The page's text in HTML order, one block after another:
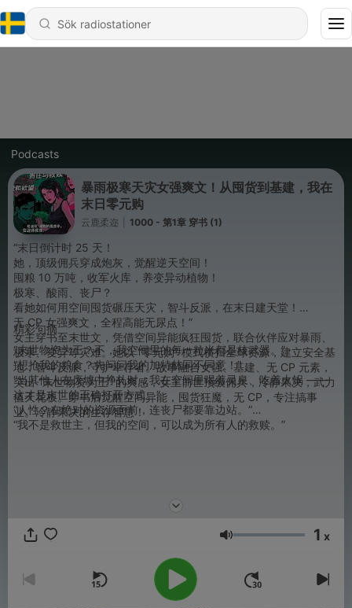
Podcasts
暴雨极寒天灾女强爽文！从囤货到基建，我在
末日零元购
云鹿柔迩 1000 - 第1章 穿书 (1)
“末日倒计时 25 天！
她，顶级佣兵穿成炮灰，觉醒逆天空间！
囤粮 10 万吨，收军火库，养变异动植物！
极寒、酸雨、丧尸？
看她如何用空间囤货碾压天灾，智斗反派，在末日建天堂！
无 CP 女强爽文，全程高能无尿点！”
女主穿书至末世文，凭借空间异能疯狂囤货，联合伙伴应对暴雨、
极寒、变异等灾难。她以 “零元购” 模式横扫全球资源，建立安全基
地，智斗反派，守护幸存者。故事融合女强、基建、无 CP 元素，
突出 “末世物资为王” 的爽感，女主前世顶级佣兵，冷静果决，武力
值天花板。穿书后觉醒空间异能，囤货狂魔，无 CP，专注搞事
业。冷静果决的生存智慧！
精彩句摘
“末世物资为王？不，我空间里的每一粒米都是核武器。”
“想抢我的粮食？先问问我的加特林同不同意！”
“当其他人在废墟中挣扎时，我在空间里喝着灵泉、吃着火锅 ——
这才是末世的正确打开方式。”
“人性？在绝对的资源面前，连丧尸都要靠边站。”
“我不是救世主，但我的空间，可以成为所有人的救赎。”
Volym 1 x